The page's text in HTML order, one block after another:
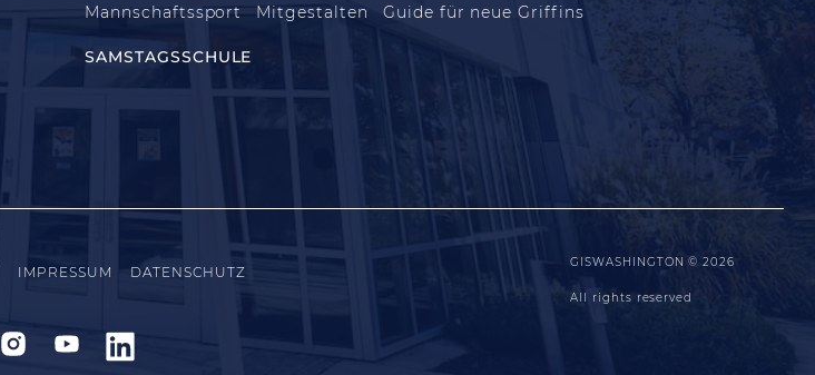
Mannschaftssport
Mitgestalten Guide für neue Griffins
SAMSTAGSSCHULE
IMPRESSUM DATENSCHUTZ
GISWASHINGTON © 2026
All rights reserved